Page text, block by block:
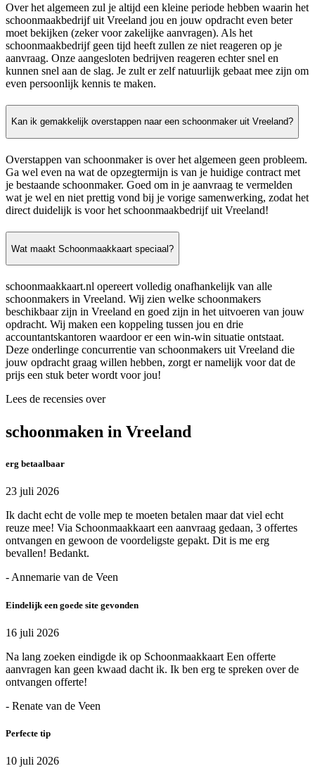
Over het algemeen zul je altijd een kleine periode hebben waarin het
schoonmaakbedrijf uit Vreeland jou en jouw opdracht even beter
moet bekijken (zeker voor zakelijke aanvragen). Als het
schoonmaakbedrijf geen tijd heeft zullen ze niet reageren op je
aanvraag. Onze aangesloten bedrijven reageren echter snel en
kunnen snel aan de slag. Je zult er zelf natuurlijk gebaat mee zijn om
even persoonlijk kennis te maken.
Kan ik gemakkelijk overstappen naar een schoonmaker uit Vreeland?
Overstappen van schoonmaker is over het algemeen geen probleem.
Ga wel even na wat de opzegtermijn is van je huidige contract met
je bestaande schoonmaker. Goed om in je aanvraag te vermelden
wat je wel en niet prettig vond bij je vorige samenwerking, zodat het
direct duidelijk is voor het schoonmaakbedrijf uit Vreeland!
Wat maakt Schoonmaakkaart speciaal?
schoonmaakkaart.nl opereert volledig onafhankelijk van alle
schoonmakers in Vreeland. Wij zien welke schoonmakers
beschikbaar zijn in Vreeland en goed zijn in het uitvoeren van jouw
opdracht. Wij maken een koppeling tussen jou en drie
accountantskantoren waardoor er een win-win situatie ontstaat.
Deze onderlinge concurrentie van schoonmakers uit Vreeland die
jouw opdracht graag willen hebben, zorgt er namelijk voor dat de
prijs een stuk beter wordt voor jou!
Lees de recensies over
schoonmaken in Vreeland
erg betaalbaar
23 juli 2026
Ik dacht echt de volle mep te moeten betalen maar dat viel echt
reuze mee! Via Schoonmaakkaart een aanvraag gedaan, 3 offertes
ontvangen en gewoon de voordeligste gepakt. Dit is me erg
bevallen! Bedankt.
- Annemarie van de Veen
Eindelijk een goede site gevonden
16 juli 2026
Na lang zoeken eindigde ik op Schoonmaakkaart Een offerte
aanvragen kan geen kwaad dacht ik. Ik ben erg te spreken over de
ontvangen offerte!
- Renate van de Veen
Perfecte tip
10 juli 2026